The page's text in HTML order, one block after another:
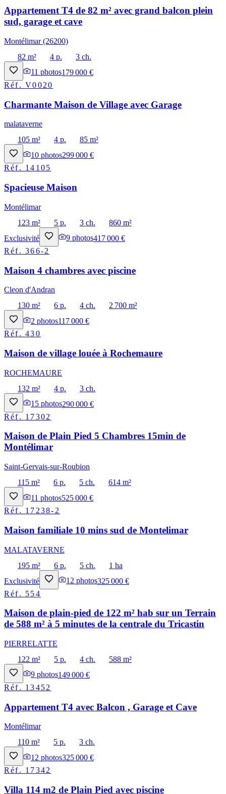
Appartement T4 de 82 m² avec grand balcon plein
sud, garage et cave
Montélimar (26200)
82 m²
4 p.
3 ch.
11 photos179 000 €
Réf.V0020
Charmante Maison de Village avec Garage
malataverne
105 m²
4 p.
85 m²
10 photos299 000 €
Réf. 14105
Spacieuse Maison
Montélimar
123 m²
5 p. 3 ch.
860 m²
Exclusivité
9 photos417 000 €
Réf.366-2
Maison 4 chambres avec piscine
Cleon d'Andran
130 m²
6 p. 4 ch.
2 700 m²
2 photos117 000 €
Réf.430
Maison de village louée à Rochemaure
ROCHEMAURE
132 m²
4 p.
3 ch.
15 photos290 000 €
Réf. 17302
Maison de Plain Pied 5 Chambres 15min de
Montélimar
Saint-Gervais-sur-Roubion
115 m²
6 p. 5 ch.
614 m²
11 photos525 000 €
Réf. 17238-2
Maison familiale 10 mins sud de Montelimar
MALATAVERNE
195 m²
6 p. 5 ch.
1 ha
Exclusivité
12 photos325 000 €
Réf. 554
Maison de plain-pied de 122 m² hab sur un Terrain
de 588 m² à 5 minutes de la centrale du Tricastin
PIERRELATTE
122 m²
5 p. 4 ch.
588 m²
9 photos149 000 €
Réf. 13452
Appartement T4 avec Balcon , Garage et Cave
Montélimar
110 m²
5 p.
3 ch.
12 photos325 000 €
Réf. 17342
Villa 114 m2 de Plain Pied avec piscine